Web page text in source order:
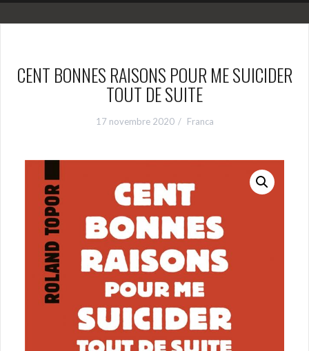
CENT BONNES RAISONS POUR ME SUICIDER
TOUT DE SUITE
17 novembre 2020 Franca